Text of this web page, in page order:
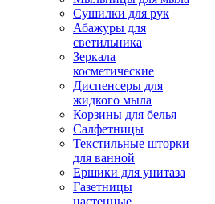
Сушилки для рук
Абажуры для
светильника
Зеркала
косметические
Диспенсеры для
жидкого мыла
Корзины для белья
Салфетницы
Текстильные шторки
для ванной
Ершики для унитаза
Газетницы
настенные